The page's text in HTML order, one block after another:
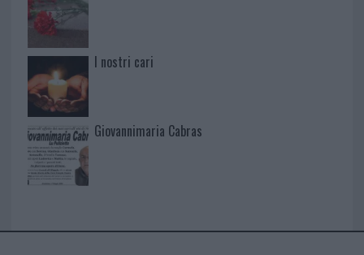
I nostri cari
Giovannimaria Cabras